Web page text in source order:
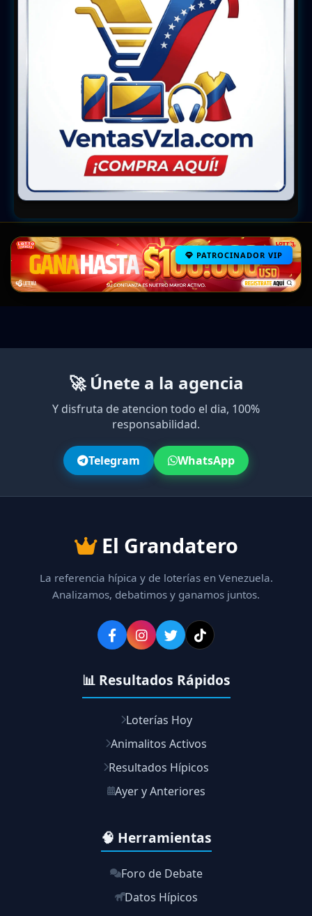
PATROCINADOR VIP
🚀 Únete a la agencia
Y disfruta de atencion todo el dia, 100%
responsabilidad.
Telegram WhatsApp
El Grandatero
La referencia hípica y de loterías en Venezuela.
Analizamos, debatimos y ganamos juntos.
📊 Resultados Rápidos
Loterías Hoy
Animalitos Activos
Resultados Hípicos
Ayer y Anteriores
🧠 Herramientas
Foro de Debate
Datos Hípicos